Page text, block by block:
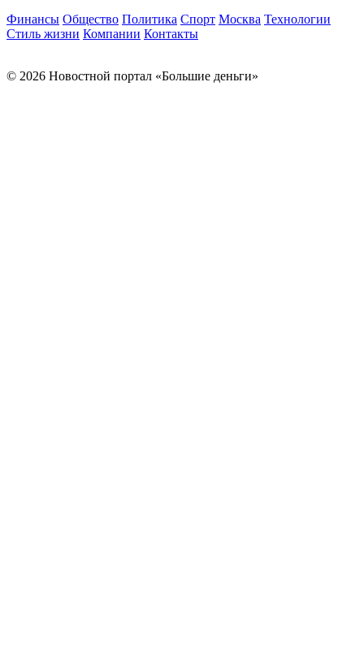
Финансы Общество Политика Спорт Москва Технологии
Стиль жизни Компании Контакты
© 2026 Новостной портал «Большие деньги»